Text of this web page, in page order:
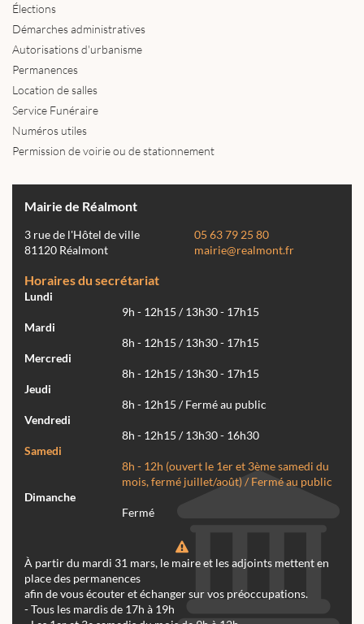
Élections
Démarches administratives
Autorisations d'urbanisme
Permanences
Location de salles
Service Funéraire
Numéros utiles
Permission de voirie ou de stationnement
Mairie de Réalmont
3 rue de l'Hôtel de ville
81120 Réalmont
05 63 79 25 80
mairie@realmont.fr
Horaires du secrétariat
Lundi
9h - 12h15 / 13h30 - 17h15
Mardi
8h - 12h15 / 13h30 - 17h15
Mercredi
8h - 12h15 / 13h30 - 17h15
Jeudi
8h - 12h15 / Fermé au public
Vendredi
8h - 12h15 / 13h30 - 16h30
Samedi
8h - 12h (ouvert le 1er et 3ème samedi du
mois, fermé juillet/août) / Fermé au public
Dimanche
Fermé
À partir du mardi 31 mars, le maire et les adjoints mettent en
place des permanences
afin de vous écouter et échanger sur vos préoccupations.
- Tous les mardis de 17h à 19h